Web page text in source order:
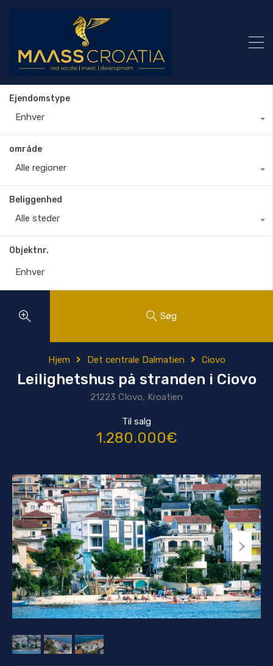
Ejendomstype
Enhver
område
Alle regioner
Beliggenhed
Alle steder
Objektnr.
Søg
Hjem Det centrale Dalmatien Ciovo
Leilighetshus på stranden i Ciovo
21223 CIovo, Kroatien
Til salg
1.280.000€